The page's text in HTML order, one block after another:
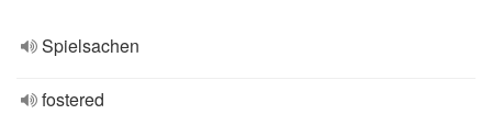
Spielsachen
fostered